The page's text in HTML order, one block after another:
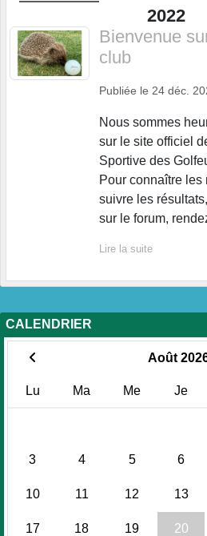
2022
Bienvenue
club
Publiée le 24 déc.
Nous sommes
sur le site officiel
Sportive des
Pour connaître les
suivre les
sur le forum,
Lire la suite
CALENDRIER
Août
Lu Ma Me Je
3 4 5 6
10 11 12 13
17 18 19 20